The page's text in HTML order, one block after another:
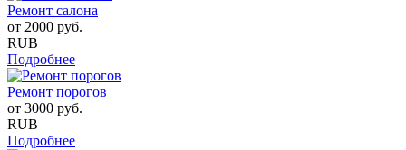
Ремонт салона
от 2000 руб.
RUB
Подробнее
Ремонт порогов
от 3000 руб.
RUB
Подробнее